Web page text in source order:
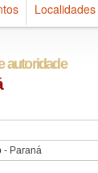
Localidades
autoridade
- Paraná